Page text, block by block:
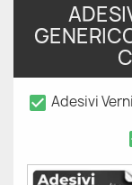
check_box Adesivi